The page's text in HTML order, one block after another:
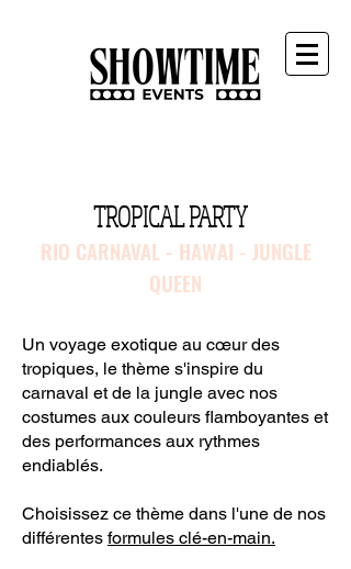
TROPICAL PARTY
RIO CARNAVAL - HAWAI - JUNGLE
QUEEN
Un voyage exotique au cœur des
tropiques, le thème s'inspire du
carnaval et de la jungle avec nos
costumes aux couleurs flamboyantes et
des performances aux rythmes
endiablés.
Choisissez ce thème dans l'une de nos
différentes formules clé-en-main.